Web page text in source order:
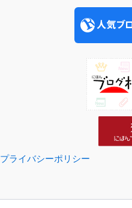
プライバシーポリシー